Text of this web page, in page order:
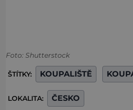
Foto: Shutterstock
ŠTÍTKY: KOUPALIŠTĚ
LOKALITA: ČESKO